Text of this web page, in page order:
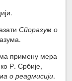
Споразум о
примену мера
Р. Србије,
о реадмисији.